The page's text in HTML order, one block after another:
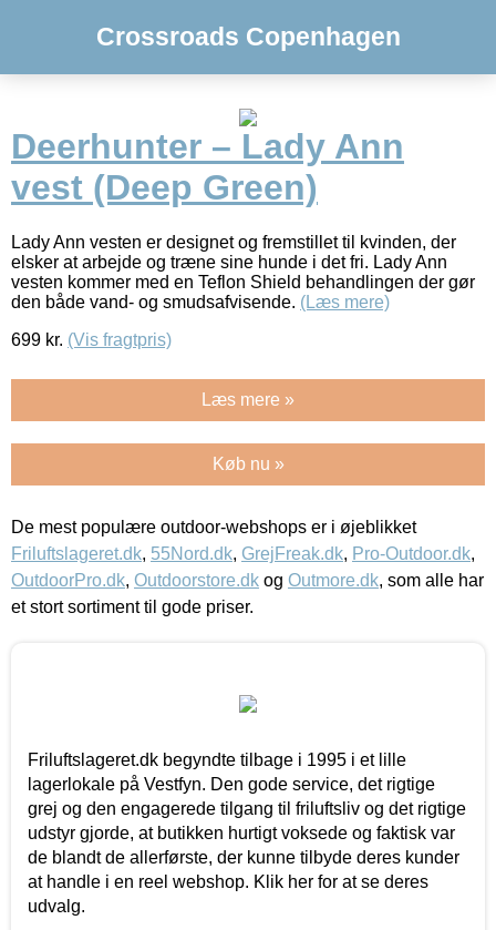
Crossroads Copenhagen
Deerhunter – Lady Ann
vest (Deep Green)
Lady Ann vesten er designet og fremstillet til kvinden, der
elsker at arbejde og træne sine hunde i det fri. Lady Ann
vesten kommer med en Teflon Shield behandlingen der gør
den både vand- og smudsafvisende. (Læs mere)
699 kr. (Vis fragtpris)
Læs mere »
Køb nu »
De mest populære outdoor-webshops er i øjeblikket
Friluftslageret.dk, 55Nord.dk, GrejFreak.dk, Pro-Outdoor.dk,
OutdoorPro.dk, Outdoorstore.dk og Outmore.dk, som alle har
et stort sortiment til gode priser.
Friluftslageret.dk begyndte tilbage i 1995 i et lille
lagerlokale på Vestfyn. Den gode service, det rigtige
grej og den engagerede tilgang til friluftsliv og det rigtige
udstyr gjorde, at butikken hurtigt voksede og faktisk var
de blandt de allerførste, der kunne tilbyde deres kunder
at handle i en reel webshop. Klik her for at se deres
udvalg.